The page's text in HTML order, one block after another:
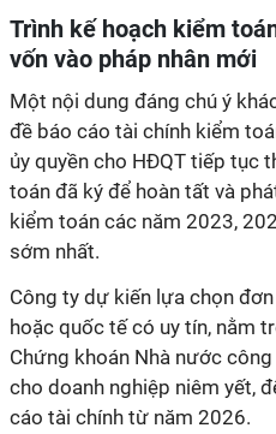
Trình kế hoạch kiểm
vốn vào pháp nhân mới
Một nội dung đáng chú ý
đề báo cáo tài chính kiểm
ủy quyền cho HĐQT tiếp tục
toán đã ký để hoàn tất và
kiểm toán các năm 2023,
sớm nhất.
Công ty dự kiến lựa chọn
hoặc quốc tế có uy tín, nằm
Chứng khoán Nhà nước
cho doanh nghiệp niêm yết,
cáo tài chính từ năm 2026.